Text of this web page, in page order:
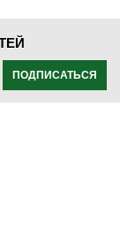
ПОДПИСАТЬСЯ